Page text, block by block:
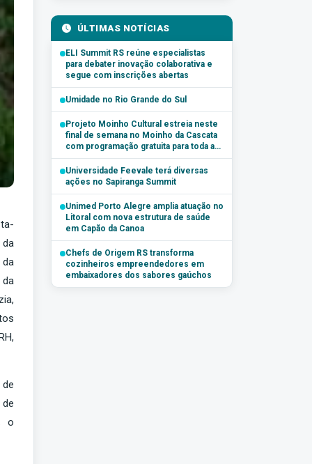
da
da
o
ÚLTIMAS NOTÍCIAS
ELI Summit RS reúne especialistas
para debater inovação colaborativa e
segue com inscrições abertas
Umidade no Rio Grande do Sul
Projeto Moinho Cultural estreia neste
final de semana no Moinho da Cascata
com programação gratuita para toda a
família
Universidade Feevale terá diversas
ações no Sapiranga Summit
Unimed Porto Alegre amplia atuação no
Litoral com nova estrutura de saúde
em Capão da Canoa
Chefs de Origem RS transforma
cozinheiros empreendedores em
embaixadores dos sabores gaúchos